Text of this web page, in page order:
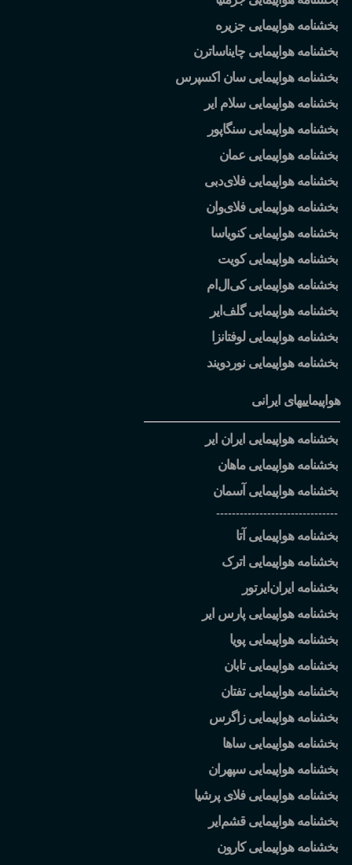
بخشنامه هواپیمایی جزیره
بخشنامه هواپیمایی چایناساترن
بخشنامه هواپیمایی سان اکسپرس
بخشنامه هواپیمایی سلام ایر
بخشنامه هواپیمایی سنگاپور
بخشنامه هواپیمایی عمان
بخشنامه هواپیمایی فلایدبی
بخشنامه هواپیمایی فلایوان
بخشنامه هواپیمایی کنویاسا
بخشنامه هواپیمایی کویت
بخشنامه هواپیمایی کی ال ام
بخشنامه هواپیمایی گلف ایر
بخشنامه هواپیمایی لوفتانزا
بخشنامه هواپیمایی نوردویند
هواپیماییهای ایرانی
بخشنامه هواپیمایی ایران ایر
بخشنامه هواپیمایی ماهان
بخشنامه هواپیمایی آسمان
-------------------------------
بخشنامه هواپیمایی آتا
بخشنامه هواپیمایی اترک
بخشنامه ایران ایرتور
بخشنامه هواپیمایی پارس ایر
بخشنامه هواپیمایی پویا
بخشنامه هواپیمایی تابان
بخشنامه هواپیمایی تفتان
بخشنامه هواپیمایی زاگرس
بخشنامه هواپیمایی ساها
بخشنامه هواپیمایی سپهران
بخشنامه هواپیمایی فلای پرشیا
بخشنامه هواپیمایی قشم ایر
بخشنامه هواپیمایی کارون